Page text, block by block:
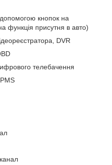
кнопок на
функція присутня в авто)
DVR
телебачення